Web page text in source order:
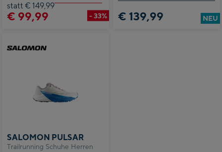
statt € 149,99
€ 99,99 - 33% € 139,99 NEU
Trailrunning Schuhe Herren
SALOMON PULSAR